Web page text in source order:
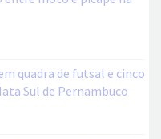
quadra de futsal e cinco
Sul de Pernambuco